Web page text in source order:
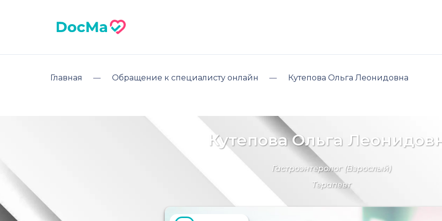
Главная Обращение к специалисту онлайн Кутепова Ольга Леонидовна
Кутепова Ольга
Гастроэнтеролог(Взрослый)
Терапевт